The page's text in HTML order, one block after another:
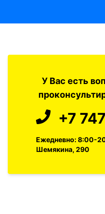
У Вас есть
+7
Ежедневно: 8:00-
Шемякина, 290